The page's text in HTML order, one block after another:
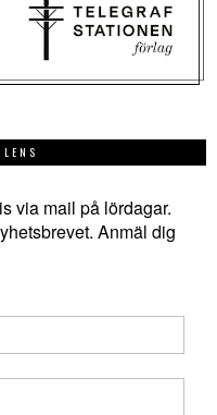
via mail på lördagar.
Anmäl dig